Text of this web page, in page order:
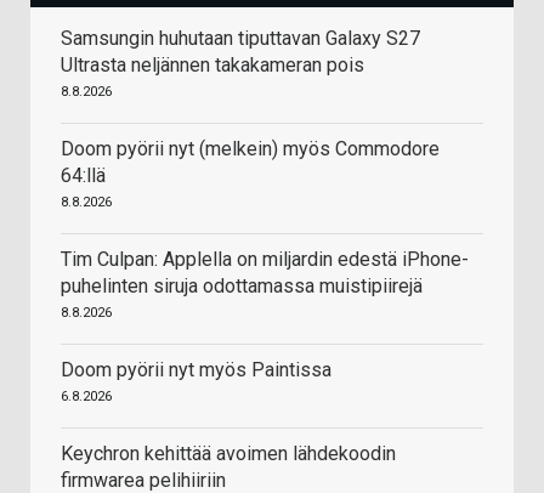
Samsungin huhutaan tiputtavan Galaxy S27
Ultrasta neljännen takakameran pois
8.8.2026
Doom pyörii nyt (melkein) myös Commodore
64:llä
8.8.2026
Tim Culpan: Applella on miljardin edestä iPhone-
puhelinten siruja odottamassa muistipiirejä
8.8.2026
Doom pyörii nyt myös Paintissa
6.8.2026
Keychron kehittää avoimen lähdekoodin
firmwarea pelihiiriin